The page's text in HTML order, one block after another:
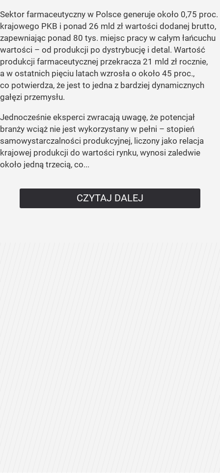
Sektor farmaceutyczny w Polsce generuje około 0,75 proc.
krajowego PKB i ponad 26 mld zł wartości dodanej brutto,
zapewniając ponad 80 tys. miejsc pracy w całym łańcuchu
wartości – od produkcji po dystrybucję i detal. Wartość
produkcji farmaceutycznej przekracza 21 mld zł rocznie,
a w ostatnich pięciu latach wzrosła o około 45 proc.,
co potwierdza, że jest to jedna z bardziej dynamicznych
gałęzi przemysłu.
Jednocześnie eksperci zwracają uwagę, że potencjał
branży wciąż nie jest wykorzystany w pełni – stopień
samowystarczalności produkcyjnej, liczony jako relacja
krajowej produkcji do wartości rynku, wynosi zaledwie
około jedną trzecią, co...
CZYTAJ DALEJ